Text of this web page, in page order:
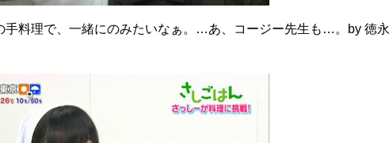
手料理で、一緒にのみたいなぁ。…あ、コージー先生も…。by 徳永